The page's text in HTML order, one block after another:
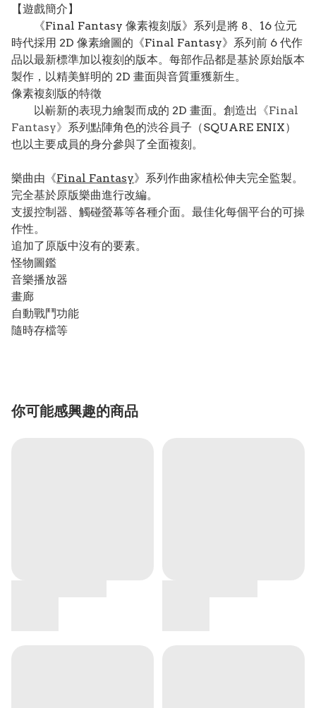
【遊戲簡介】
《Final Fantasy 像素複刻版》系列是將 8、16 位元
時代採用 2D 像素繪圖的《Final Fantasy》系列前 6 代作
品以最新標準加以複刻的版本。每部作品都是基於原始版本
製作，以精美鮮明的 2D 畫面與音質重獲新生。
像素複刻版的特徵
以嶄新的表現力繪製而成的 2D 畫面。創造出 《Final
Fantasy》 系列點陣角色的渋谷員子（SQUARE ENIX）
也以主要成員的身分參與了全面複刻。
樂曲由《Final Fantasy》系列作曲家植松伸夫完全監製。
完全基於原版樂曲進行改編。
支援控制器、觸碰螢幕等各種介面。最佳化每個平台的可操
作性。
追加了原版中沒有的要素。
怪物圖鑑
音樂播放器
畫廊
自動戰鬥功能
隨時存檔等
你可能感興趣的商品